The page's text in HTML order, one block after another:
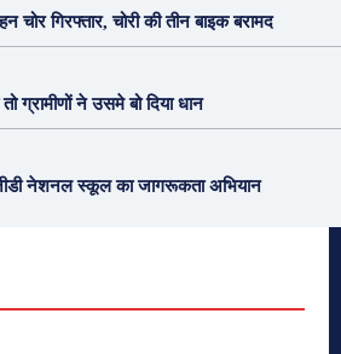
चोर गिरफ्तार, चोरी की तीन बाइक बरामद
ग्रामीणों ने उसमे बो दिया धान
नेशनल स्कूल का जागरूकता अभियान